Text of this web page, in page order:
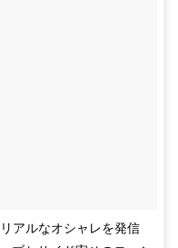
アルなオシャレを発信